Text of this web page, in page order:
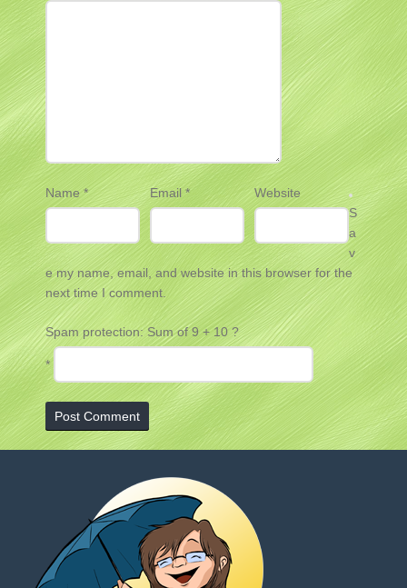
Name * Email *
Website
S
a
v
e my name, email, and website in this browser for the
next time I comment.
Spam protection: Sum of 9 + 10 ?
*